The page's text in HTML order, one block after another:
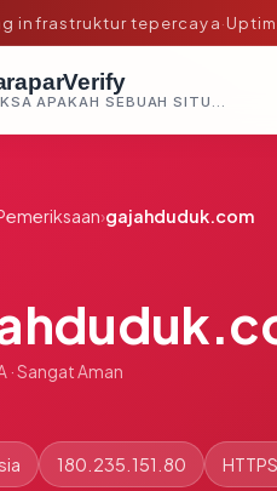
infrastruktur tepercaya·
PERIKSA APAKAH SEBUAH SITUS AMAN, TEPERCAYA, DAN TERVERIFIKASI DALAM HITUNGAN DETIK.
›gajahduduk.com
· Sangat Aman
180.235.151.80